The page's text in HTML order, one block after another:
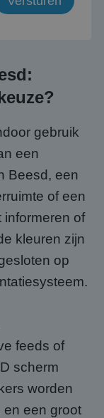
gebruik
een
Beesd, een
of een
informeren of
kleuren zijn
op
feeds of
scherm
worden
en een groot